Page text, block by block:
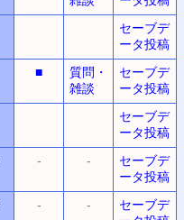
セーブデ
ータ投稿
■
質問・
雑談
セーブデ
ータ投稿
セーブデ
ータ投稿
- -
セーブデ
ータ投稿
- -
セーブデ